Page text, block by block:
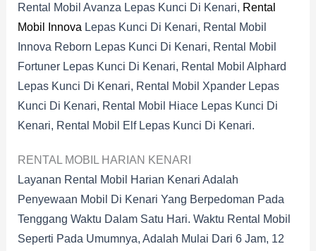
Rental Mobil Avanza Lepas Kunci Di Kenari, Rental
Mobil Innova Lepas Kunci Di Kenari, Rental Mobil
Innova Reborn Lepas Kunci Di Kenari, Rental Mobil
Fortuner Lepas Kunci Di Kenari, Rental Mobil Alphard
Lepas Kunci Di Kenari, Rental Mobil Xpander Lepas
Kunci Di Kenari, Rental Mobil Hiace Lepas Kunci Di
Kenari, Rental Mobil Elf Lepas Kunci Di Kenari.
RENTAL MOBIL HARIAN KENARI
Layanan Rental Mobil Harian Kenari Adalah
Penyewaan Mobil Di Kenari Yang Berpedoman Pada
Tenggang Waktu Dalam Satu Hari. Waktu Rental Mobil
Seperti Pada Umumnya, Adalah Mulai Dari 6 Jam, 12